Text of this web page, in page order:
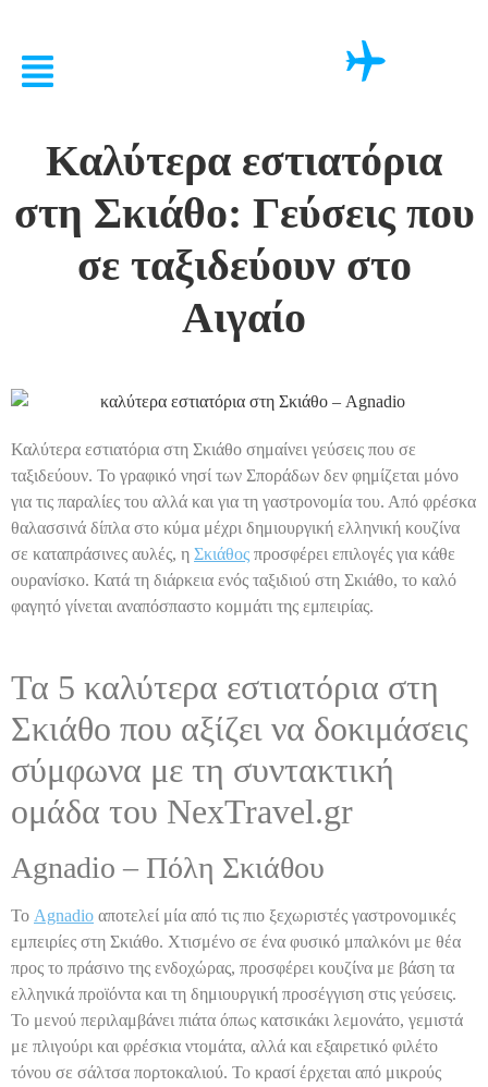
Καλύτερα εστιατόρια
στη Σκιάθο: Γεύσεις που
σε ταξιδεύουν στο
Αιγαίο
Καλύτερα εστιατόρια στη Σκιάθο σημαίνει γεύσεις που σε
ταξιδεύουν. Το γραφικό νησί των Σποράδων δεν φημίζεται μόνο
για τις παραλίες του αλλά και για τη γαστρονομία του. Από φρέσκα
θαλασσινά δίπλα στο κύμα μέχρι δημιουργική ελληνική κουζίνα
σε καταπράσινες αυλές, η Σκιάθος προσφέρει επιλογές για κάθε
ουρανίσκο. Κατά τη διάρκεια ενός ταξιδιού στη Σκιάθο, το καλό
φαγητό γίνεται αναπόσπαστο κομμάτι της εμπειρίας.
Τα 5 καλύτερα εστιατόρια στη
Σκιάθο που αξίζει να δοκιμάσεις
σύμφωνα με τη συντακτική
ομάδα του NexTravel.gr
Agnadio – Πόλη Σκιάθου
Το Agnadio αποτελεί μία από τις πιο ξεχωριστές γαστρονομικές
εμπειρίες στη Σκιάθο. Χτισμένο σε ένα φυσικό μπαλκόνι με θέα
προς το πράσινο της ενδοχώρας, προσφέρει κουζίνα με βάση τα
ελληνικά προϊόντα και τη δημιουργική προσέγγιση στις γεύσεις.
Το μενού περιλαμβάνει πιάτα όπως κατσικάκι λεμονάτο, γεμιστά
με πλιγούρι και φρέσκια ντομάτα, αλλά και εξαιρετικό φιλέτο
τόνου σε σάλτσα πορτοκαλιού. Το κρασί έρχεται από μικρούς